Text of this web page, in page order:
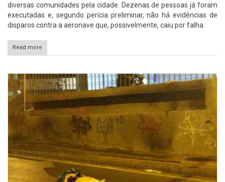
diversas comunidades pela cidade. Dezenas de pessoas já foram
executadas e, segundo perícia preliminar, não há evidências de
disparos contra a aeronave que, possivelmente, caiu por falha.
Read more